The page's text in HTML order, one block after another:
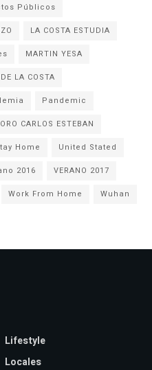
Públicos
LA COSTA ESTUDIA
MARTIN YESA
LA COSTA
Pandemic
CARLOS ESTEBAN
Home
United Stated
2016
VERANO 2017
Work From Home Wuhan
Lifestyle
Locales